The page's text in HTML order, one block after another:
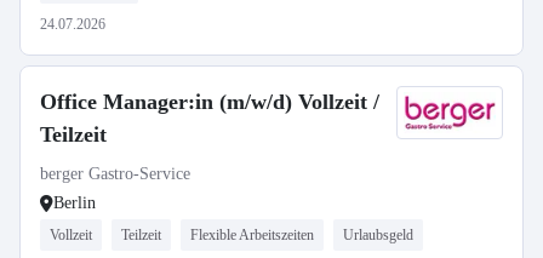
24.07.2026
Office Manager:in (m/w/d) Vollzeit /
Teilzeit
berger Gastro-Service
Berlin
Vollzeit Teilzeit Flexible Arbeitszeiten Urlaubsgeld